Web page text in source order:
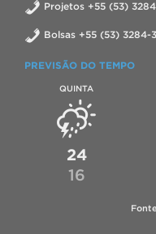
Projetos +55 (53)
Bolsas +55 (53) 3284-
PREVISÃO DO TEMPO
QUINTA
24
16